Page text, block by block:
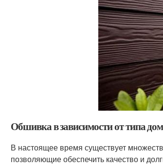
Обшивка в зависимости от типа
В настоящее время существует
позволяющие обеспечить качество и